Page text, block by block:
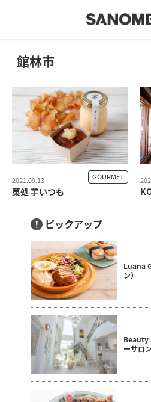
館林市
菓処 芋いつも
2021.09.13 GOURMET
ピックアップ
Luana
ン）
Beauty
ーサロ